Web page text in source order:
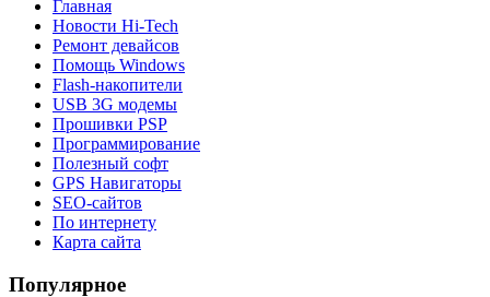
Главная
Новости Hi-Tech
Ремонт девайсов
Помощь Windows
Flash-накопители
USB 3G модемы
Прошивки PSP
Программирование
Полезный софт
GPS Навигаторы
SEO-сайтов
По интернету
Карта сайта
Популярное